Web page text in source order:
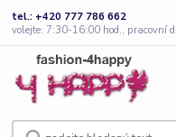
tel.: +420 777 786 662
volejte: 7:30-16:00 hod., pracovní